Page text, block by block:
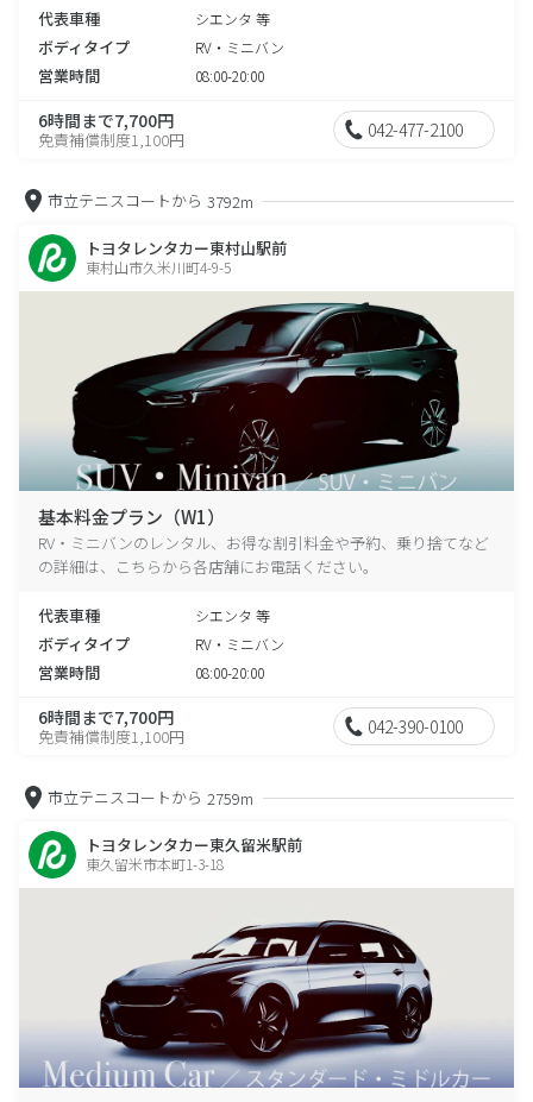
代表車種 シエンタ 等
ボディタイプ RV・ミニバン
営業時間 08:00-20:00
6時間まで7,700円
免責補償制度1,100円 042-477-2100
市立テニスコートから 3792m
トヨタレンタカー東村山駅前
東村山市久米川町4-9-5
基本料金プラン（W1）
RV・ミニバンのレンタル、お得な割引料金や予約、乗り捨てなど
の詳細は、こちらから各店舗にお電話ください。
代表車種 シエンタ 等
ボディタイプ RV・ミニバン
営業時間 08:00-20:00
6時間まで7,700円
免責補償制度1,100円 042-390-0100
市立テニスコートから 2759m
トヨタレンタカー東久留米駅前
東久留米市本町1-3-18